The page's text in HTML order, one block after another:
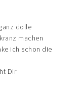
dolle
machen
ich schon die
Dir